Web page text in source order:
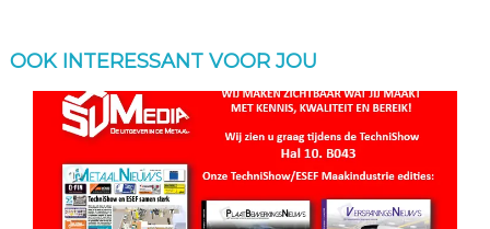
OOK INTERESSANT VOOR JOU